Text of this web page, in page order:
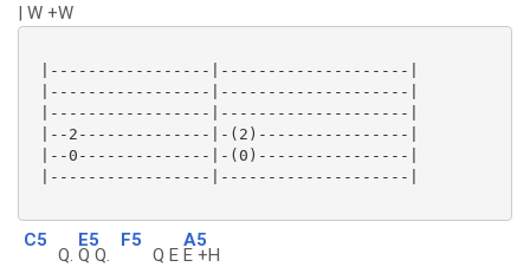
| W +W
|-----------------|--------------------|
|-----------------|--------------------|
|-----------------|--------------------|
|--2--------------|-(2)----------------|
|--0--------------|-(0)----------------|
|-----------------|--------------------|
C5
Q.
E5
Q Q.
F5
Q E
A5
E +H